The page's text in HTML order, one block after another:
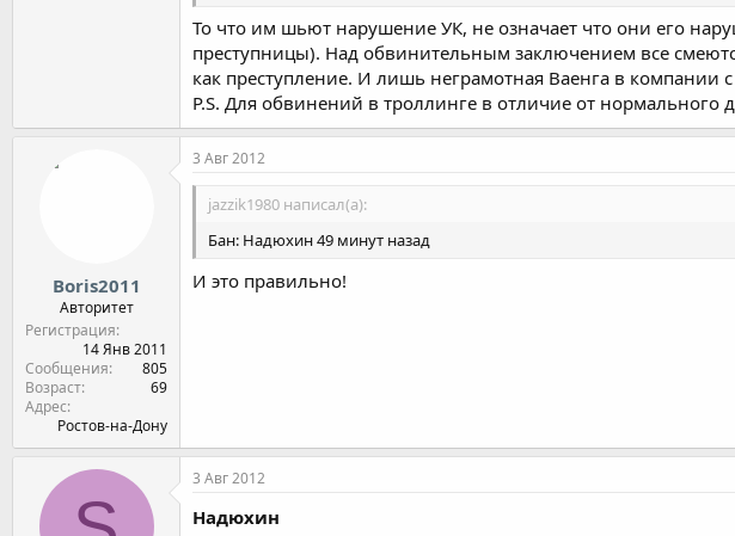
То что им шьют нарушение УК, не означает что они его
преступницы). Над обвинительным заключением все
как преступление. И лишь неграмотная Ваенга в
P.S. Для обвинений в троллинге в отличие от нормального
Boris2011
Авторитет
Регистрация
14 Янв 2011
Сообщения
805
Возраст
69
Адрес
Ростов-на-Дону
3 Авг 2012
jazzik1980 написал(а):
Бан: Надюхин 49 минут назад
И это правильно!
3 Авг 2012
Надюхин